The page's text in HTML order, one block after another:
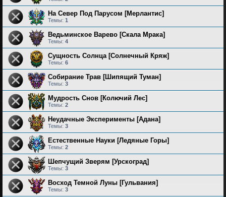
На Север Под Парусом [Мерлантис]
Темы: 1
Ведьминское Варево [Скала Мрака]
Темы: 4
Сущность Солнца [Солнечный Кряж]
Темы: 6
Собирание Трав [Шипящий Туман]
Темы: 3
Мудрость Снов [Колючий Лес]
Темы: 2
Неудачные Эксперименты [Адана]
Темы: 3
Естественные Науки [Ледяные Горы]
Темы: 2
Шепчущий Зверям [Урскоград]
Темы: 3
Восход Темной Луны [Гульвания]
Темы: 3